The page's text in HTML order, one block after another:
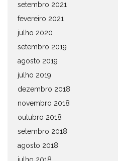
setembro 2021
fevereiro 2021
julho 2020
setembro 2019
agosto 2019
julho 2019
dezembro 2018
novembro 2018
outubro 2018
setembro 2018
agosto 2018